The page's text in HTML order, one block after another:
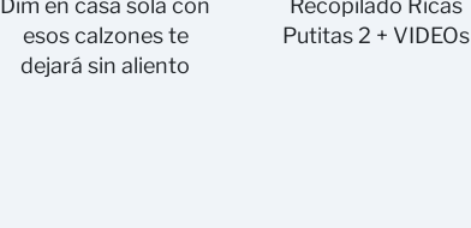
Dim en casa sola con
esos calzones te
dejará sin aliento
Recopilado Ricas
Putitas 2 + VIDEOs